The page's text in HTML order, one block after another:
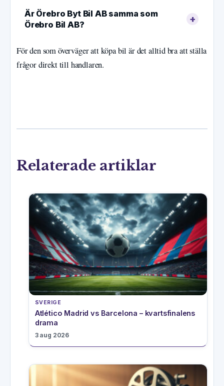
Är Örebro Byt Bil AB samma som
Örebro Bil AB?
För den som överväger att köpa bil är det alltid bra att ställa
frågor direkt till handlaren.
Relaterade artiklar
SVERIGE
Atlético Madrid vs Barcelona – kvartsfinalens
drama
3 aug 2026